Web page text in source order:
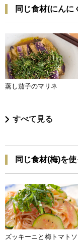
同じ食材(にんに
蒸し茄子のマリネ
すべて見る
同じ食材(梅)を
ズッキーニと梅トマト